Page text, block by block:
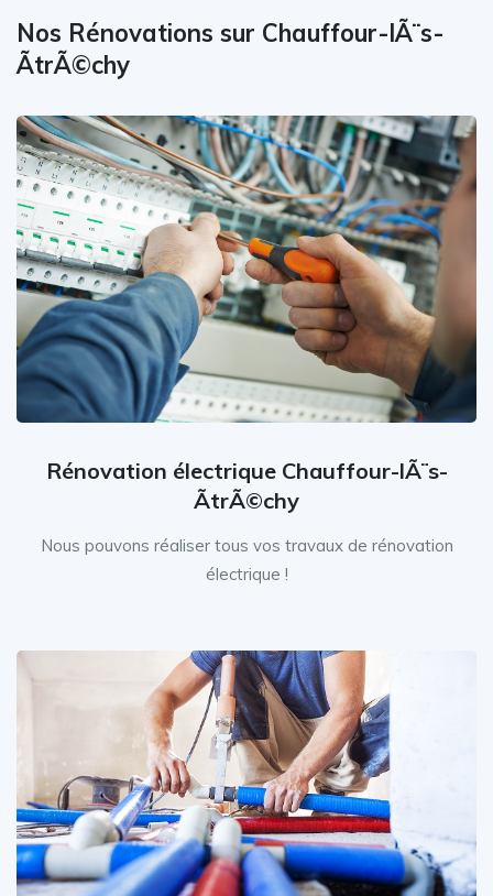
Nos Rénovations sur Chauffour-lÃ¨s-
ÃtrÃ©chy
Rénovation électrique Chauffour-lÃ¨s-
ÃtrÃ©chy
Nous pouvons réaliser tous vos travaux de rénovation
électrique !